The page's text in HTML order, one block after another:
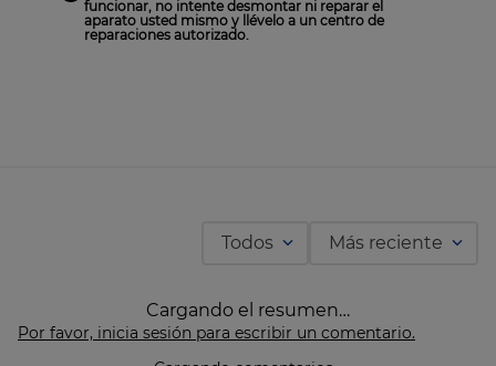
Después de haber seguido las instrucciones del
manual del usuario para poner en funcionamiento el
aparato, asegúrese de que el enchufe funciona,
Más reciente
Todos